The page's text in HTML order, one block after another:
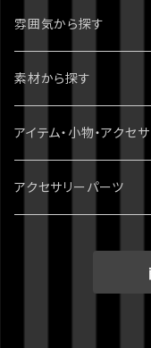
1部 ファントムブラッド
2部 戦闘潮流
進撃の巨人
ダンガンロンパ
無印
スーパーダンガンロンパ2
ツイステッドワンダーラ
刀剣乱舞
クロックタワー
ピアス・イヤリング
ブレスレット
指輪・リング
イヤーカフ・イヤーフック
雰囲気から探す
パンク・ゴシック・ロック
病みかわいい
ポップ・かわいい
素材から探す
天然石
スワロフスキー
アイテム・小物・アクセ
ミニチュア・ドールハウス
クトゥルフ神話
アクセサリーパーツ